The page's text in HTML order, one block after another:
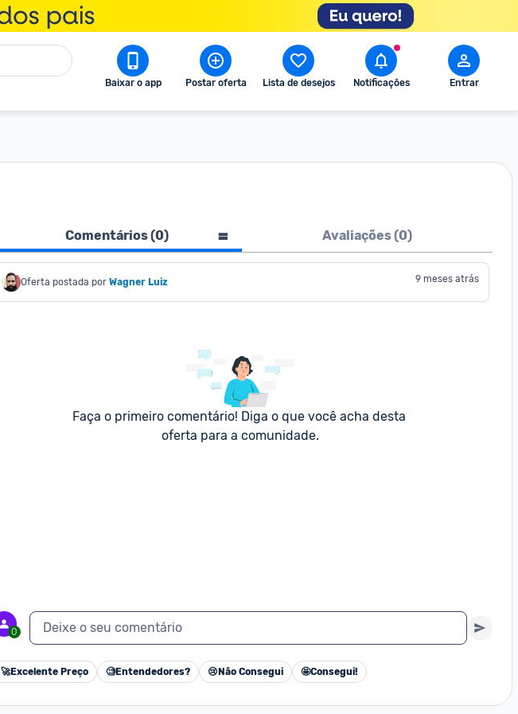
Baixar o app Postar oferta Lista de desejos Notificações Entrar
Comentários (0) Avaliações (0)
Oferta postada por Wagner Luiz 9 meses atrás
Faça o primeiro comentário! Diga o que você acha desta
oferta para a comunidade.
0 Deixe o seu comentário
🚀Excelente Preço 🧐Entendedores? 😢 Não Consegui 🤩Consegui!